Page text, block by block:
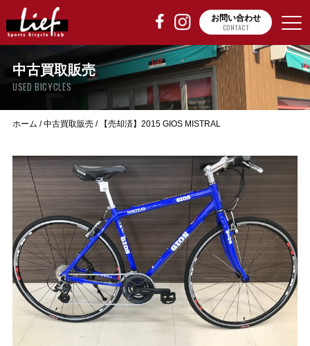
お問い合わせ
CONTACT
中古買取販売
USED BICYCLES
ホーム /中古買取販売/ 【売却済】2015 GIOS MISTRAL